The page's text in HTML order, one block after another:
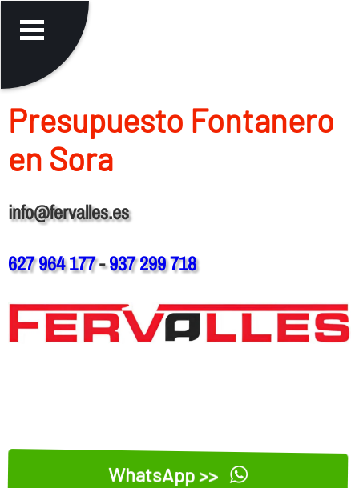
Presupuesto Fontanero
en Sora
info@fervalles.es
627 964 177-937 299 718
WhatsApp >>